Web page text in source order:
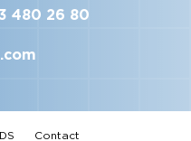
480 26 80
Contact